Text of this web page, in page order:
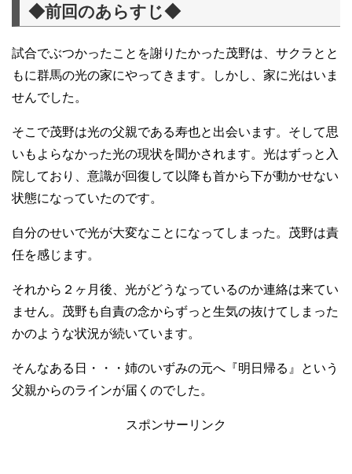
◆前回のあらすじ◆
試合でぶつかったことを謝りたかった茂野は、サクラとと
もに群馬の光の家にやってきます。しかし、家に光はいま
せんでした。
そこで茂野は光の父親である寿也と出会います。そして思
いもよらなかった光の現状を聞かされます。光はずっと入
院しており、意識が回復して以降も首から下が動かせない
状態になっていたのです。
自分のせいで光が大変なことになってしまった。茂野は責
任を感じます。
それから２ヶ月後、光がどうなっているのか連絡は来てい
ません。茂野も自責の念からずっと生気の抜けてしまった
かのような状況が続いています。
そんなある日・・・姉のいずみの元へ『明日帰る』という
父親からのラインが届くのでした。
スポンサーリンク